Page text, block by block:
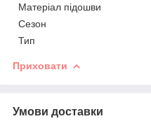
Матеріал підошви
Сезон
Тип
Приховати
Умови доставки